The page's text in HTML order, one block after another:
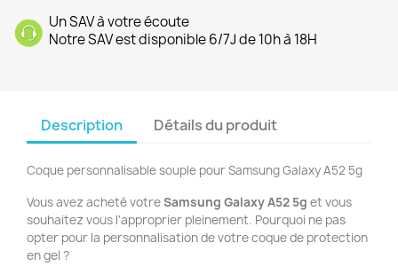
Un SAV à votre écoute
Notre SAV est disponible 6/7J de 10h à 18H
Description Détails du produit
Coque personnalisable souple pour Samsung Galaxy A52 5g
Vous avez acheté votreSamsung Galaxy A52 5g et vous
souhaitez vous l'approprier pleinement. Pourquoi ne pas
opter pour la personnalisation de votre coque de protection
en gel ?